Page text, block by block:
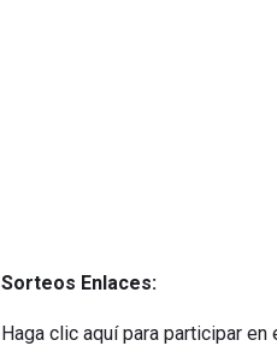
Sorteos Enlaces:
Haga clic aquí para participar